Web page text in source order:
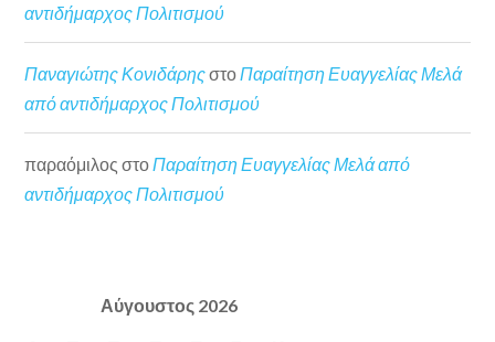
αντιδήμαρχος Πολιτισμού
Παναγιώτης Κονιδάρηςστο Παραίτηση Ευαγγελίας Μελά
από αντιδήμαρχος Πολιτισμού
παραόμιλος στοΠαραίτηση Ευαγγελίας Μελά από
αντιδήμαρχος Πολιτισμού
Αύγουστος 2026